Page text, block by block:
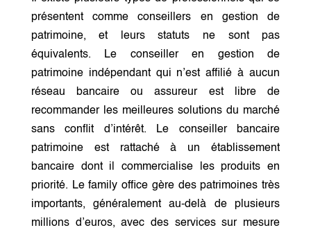
présentent comme conseillers en gestion de
patrimoine, et leurs statuts ne sont pas
équivalents. Le conseiller en gestion de
patrimoine indépendant qui n’est affilié à aucun
réseau bancaire ou assureur est libre de
recommander les meilleures solutions du marché
sans conflit d’intérêt. Le conseiller bancaire
patrimoine est rattaché à un établissement
bancaire dont il commercialise les produits en
priorité. Le family office gère des patrimoines très
importants, généralement au-delà de plusieurs
millions d’euros, avec des services sur mesure